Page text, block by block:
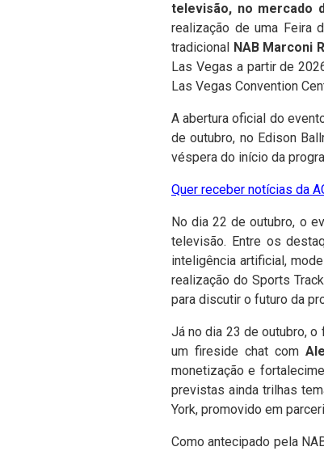
televisão, no mercado
realização de uma Feira
tradicional
NAB Marconi
Las Vegas a partir de
Las Vegas Convention
A abertura oficial do
de outubro, no Edison
véspera do início da
Quer receber notícias da
No dia 22 de outubro, o
televisão. Entre os
inteligência artificial,
realização do Sports
para discutir o futuro da
Já no dia 23 de outubro,
um fireside chat com
monetização e
previstas ainda trilhas
York, promovido em
Como antecipado pela